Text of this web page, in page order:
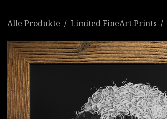
Alle Produkte Limited FineArt Prints